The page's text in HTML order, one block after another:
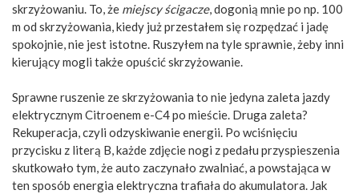
skrzyżowaniu. To, że miejscy ścigacze, dogonią mnie po np. 100
m od skrzyżowania, kiedy już przestałem się rozpędzać i jadę
spokojnie, nie jest istotne. Ruszyłem na tyle sprawnie, żeby inni
kierujący mogli także opuścić skrzyżowanie.
Sprawne ruszenie ze skrzyżowania to nie jedyna zaleta jazdy
elektrycznym Citroenem e-C4 po mieście. Druga zaleta?
Rekuperacja, czyli odzyskiwanie energii. Po wciśnięciu
przycisku z literą B, każde zdjęcie nogi z pedału przyspieszenia
skutkowało tym, że auto zaczynało zwalniać, a powstająca w
ten sposób energia elektryczna trafiała do akumulatora. Jak